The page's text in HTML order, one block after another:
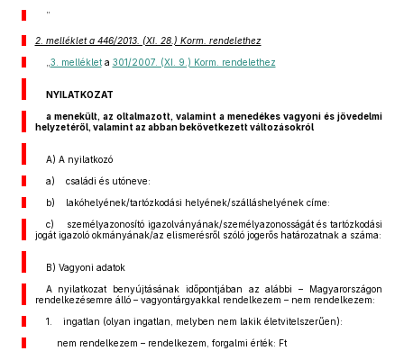
”
2. melléklet a 446/2013. (XI. 28.) Korm. rendelethez
3. mellékleta 301/2007. (XI. 9.) Korm. rendelethez
NYILATKOZAT
a menekült, az oltalmazott, valamint a menedékes vagyoni és jövedelmi
helyzetéről, valamint az abban bekövetkezett változásokról
A) A nyilatkozó
a) családi és utóneve:
b) lakóhelyének/tartózkodási helyének/szálláshelyének címe:
c) személyazonosító igazolványának/személyazonosságát és tartózkodási
jogát igazoló okmányának/az elismerésről szóló jogerős határozatnak a száma:
B) Vagyoni adatok
A nyilatkozat benyújtásának időpontjában az alábbi – Magyarországon
rendelkezésemre álló – vagyontárgyakkal rendelkezem – nem rendelkezem:
1. ingatlan (olyan ingatlan, melyben nem lakik életvitelszerűen):
nem rendelkezem – rendelkezem, forgalmi érték: Ft